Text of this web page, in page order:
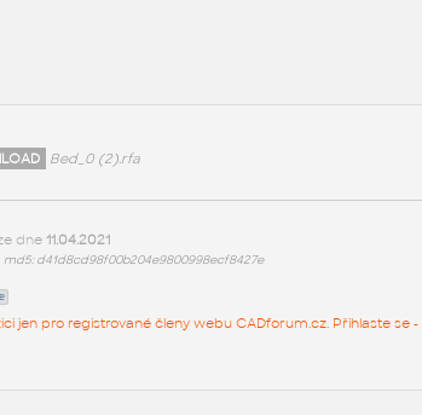
Bed_0 (2).rfa
dne 11.04.2021
md5: d41d8cd98f00b204e9800998ecf8427e
jen pro registrované členy webu CADforum.cz. Přihlaste se -